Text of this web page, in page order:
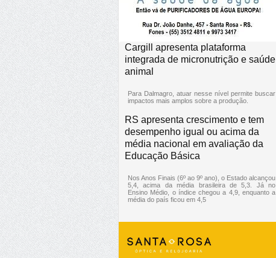
Cargill apresenta plataforma
integrada de micronutrição e saúde
animal
Para Dalmagro, atuar nesse nível permite buscar
impactos mais amplos sobre a produção.
RS apresenta crescimento e tem
desempenho igual ou acima da
média nacional em avaliação da
Educação Básica
Nos Anos Finais (6º ao 9º ano), o Estado alcançou
5,4, acima da média brasileira de 5,3. Já no
Ensino Médio, o índice chegou a 4,9, enquanto a
média do país ficou em 4,5